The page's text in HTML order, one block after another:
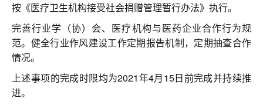
按《医疗卫生机构接受社会捐赠管理暂行办法》执行。
完善行业学（协）会、医疗机构与医药企业合作行为规
范。健全行业作风建设工作定期报告机制，定期抽查合作
情况。
上述事项的完成时限均为2021年4月15日前完成并持续推
进。